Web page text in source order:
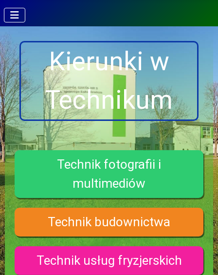
Kierunki w
Technikum
Technik fotografii i
multimediów
Technik budownictwa
Technik usług fryzjerskich